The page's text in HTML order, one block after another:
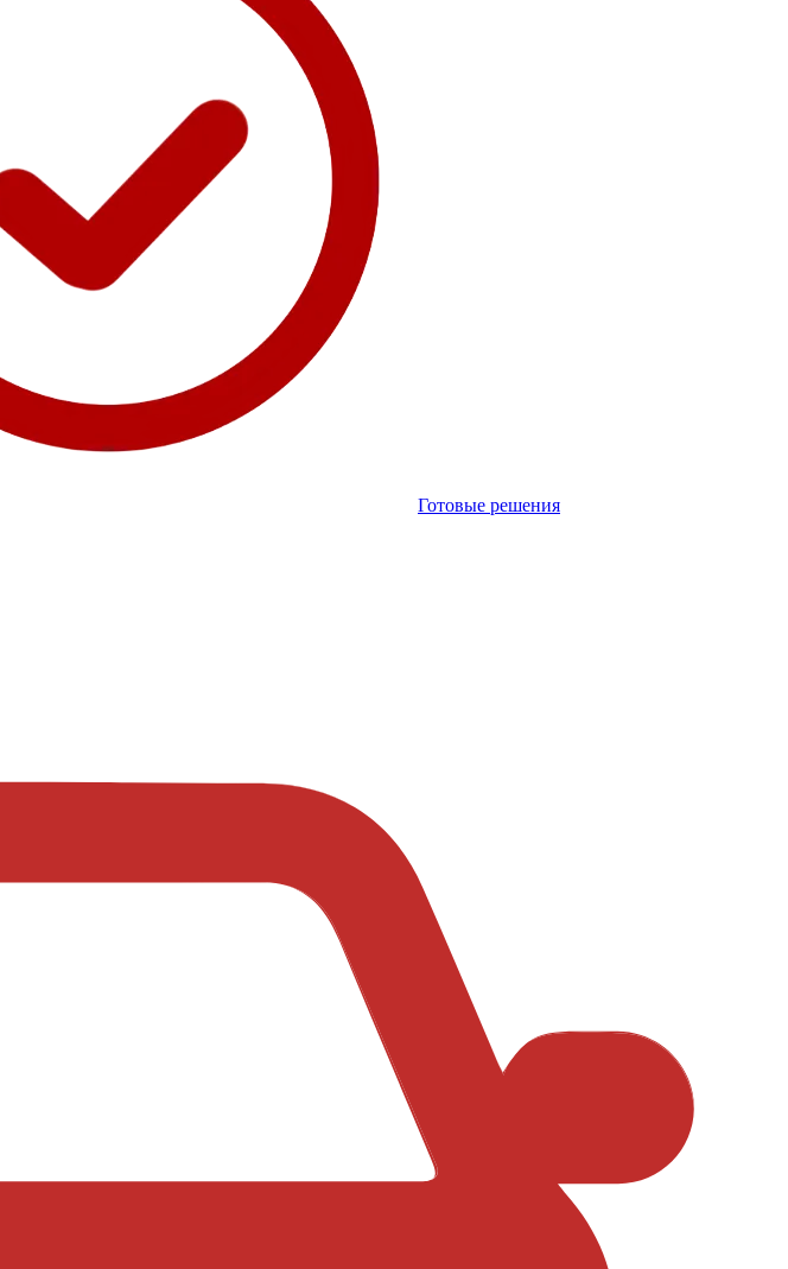
Готовые решения